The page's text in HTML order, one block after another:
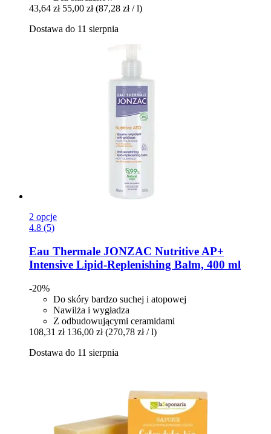
43,64 zł 55,00 zł (87,28 zł / l)
Dostawa do 11 sierpnia
2 opcje
4.8 (5)
Eau Thermale JONZAC Nutritive AP+
Intensive Lipid-​Replenishing Balm, 400 ml
-20%
Do skóry bardzo suchej i atopowej
Nawilża i wygładza
Z odbudowującymi ceramidami
108,31 zł 136,00 zł (270,78 zł / l)
Dostawa do 11 sierpnia